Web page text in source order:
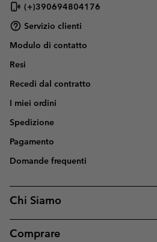
(+)390694804176
Servizio clienti
Modulo di contatto
Resi
Recedi dal contratto
I miei ordini
Spedizione
Pagamento
Domande frequenti
Chi Siamo
Comprare